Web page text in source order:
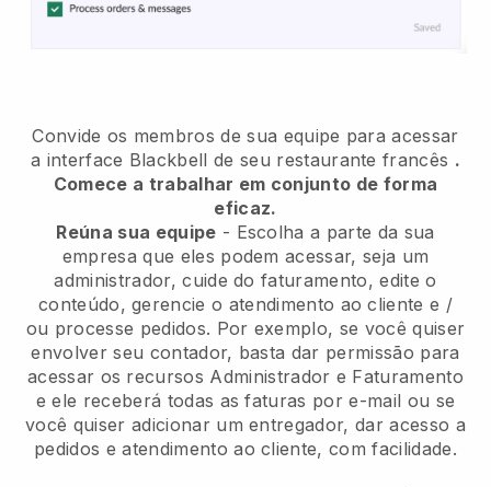
Convide os membros de sua equipe para acessar
a interface Blackbell de seu restaurante francês .
Comece a trabalhar em conjunto de forma
eficaz.
Reúna sua equipe - Escolha a parte da sua
empresa que eles podem acessar, seja um
administrador, cuide do faturamento, edite o
conteúdo, gerencie o atendimento ao cliente e /
ou processe pedidos. Por exemplo, se você quiser
envolver seu contador, basta dar permissão para
acessar os recursos Administrador e Faturamento
e ele receberá todas as faturas por e-mail ou se
você quiser adicionar um entregador, dar acesso a
pedidos e atendimento ao cliente, com facilidade.